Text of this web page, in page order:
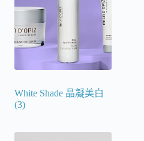
White Shade 晶凝美白
(3)